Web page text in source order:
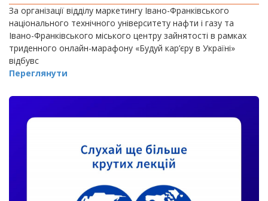
За організації відділу маркетингу Івано-Франківського
національного технічного університету нафти і газу та
Івано-Франківського міського центру зайнятості в рамках
триденного онлайн-марафону «Будуй кар’єру в Україні»
відбувс
Переглянути